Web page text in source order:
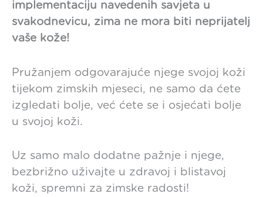
implementaciju navedenih savjeta u
svakodnevicu, zima ne mora biti neprijatelj
vaše kože!
Pružanjem odgovarajuće njege svojoj koži
tijekom zimskih mjeseci, ne samo da ćete
izgledati bolje, već ćete se i osjećati bolje
u svojoj koži.
Uz samo malo dodatne pažnje i njege,
bezbrižno uživajte u zdravoj i blistavoj
koži, spremni za zimske radosti!